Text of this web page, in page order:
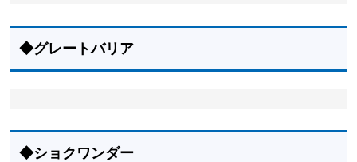
◆グレートバリア
◆ショクワンダー